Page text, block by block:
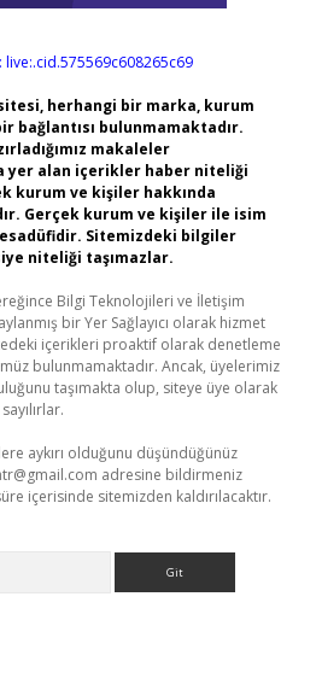
live:.cid.575569c608265c69
herhangi bir marka, kurum
bağlantısı bulunmamaktadır.
makaleler
yer alan içerikler haber niteliği
kurum ve kişiler hakkında
Gerçek kurum ve kişiler ile isim
Sitemizdeki bilgiler
niteliği taşımazlar.
Bilgi Teknolojileri ve İletişim
bir Yer Sağlayıcı olarak hizmet
içerikleri proaktif olarak denetleme
bulunmamaktadır. Ancak, üyelerimiz
taşımakta olup, siteye üye olarak
aykırı olduğunu düşündüğünüz
adresine bildirmeniz
içerisinde sitemizden kaldırılacaktır.